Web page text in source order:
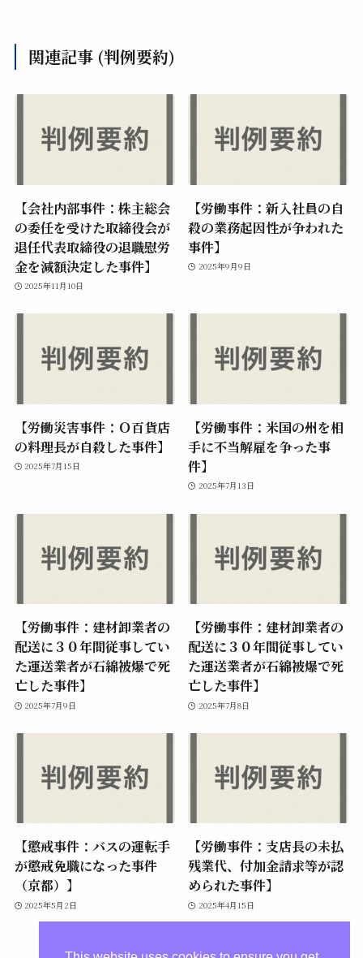
関連記事 (判例要約)
【会社内部事件：株主総会
の委任を受けた取締役会が
退任代表取締役の退職慰労
金を減額決定した事件】
2025年11月10日
【労働事件：新入社員の自
殺の業務起因性が争われた
事件】
2025年9月9日
【労働災害事件：Ｏ百貨店
の料理長が自殺した事件】
2025年7月15日
【労働事件：米国の州を相
手に不当解雇を争った事
件】
2025年7月13日
【労働事件：建材卸業者の
配送に３０年間従事してい
た運送業者が石綿被爆で死
亡した事件】
2025年7月9日
【労働事件：建材卸業者の
配送に３０年間従事してい
た運送業者が石綿被爆で死
亡した事件】
2025年7月8日
【懲戒事件：バスの運転手
が懲戒免職になった事件
（京都）】
2025年5月2日
【労働事件：支店長の未払
残業代、付加金請求等が認
められた事件】
2025年4月15日